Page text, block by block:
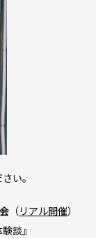
い。
（リアル開催）
談』